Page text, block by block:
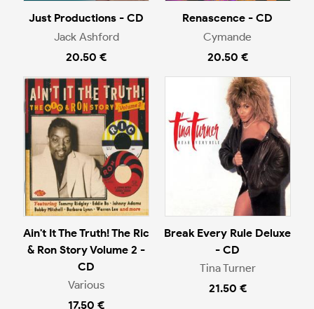
Just Productions - CD
Jack Ashford
20.50 €
Renascence - CD
Cymande
20.50 €
Ain't It The Truth! The Ric
& Ron Story Volume 2 -
CD
Various
17.50 €
Break Every Rule Deluxe
- CD
Tina Turner
21.50 €